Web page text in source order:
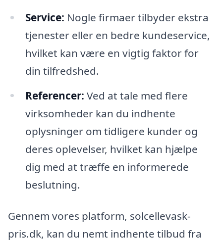
Service: Nogle firmaer tilbyder ekstra
tjenester eller en bedre kundeservice,
hvilket kan være en vigtig faktor for
din tilfredshed.
Referencer: Ved at tale med flere
virksomheder kan du indhente
oplysninger om tidligere kunder og
deres oplevelser, hvilket kan hjælpe
dig med at træffe en informerede
beslutning.
Gennem vores platform, solcellevask-
pris.dk, kan du nemt indhente tilbud fra